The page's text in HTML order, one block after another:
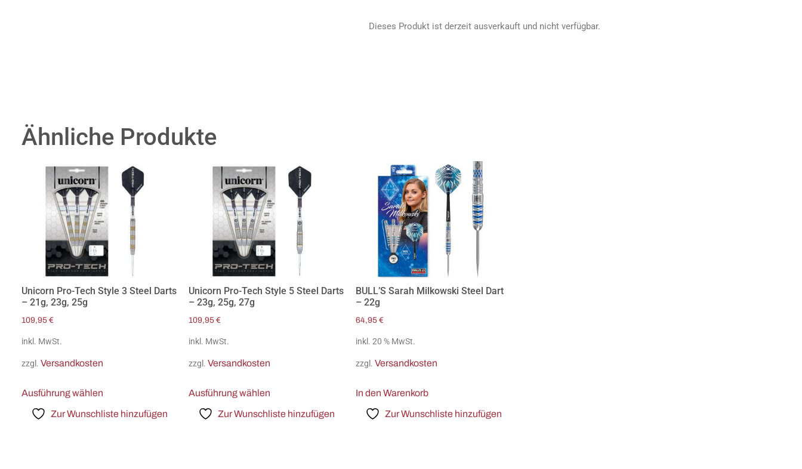
Dieses Produkt ist derzeit ausverkauft und nicht verfügbar.
Ähnliche Produkte
Unicorn Pro-Tech Style 3 Steel Darts
– 21g, 23g, 25g
109,95 €
inkl. MwSt.
zzgl. Versandkosten
Ausführung wählen
Zur Wunschliste hinzufügen
Unicorn Pro-Tech Style 5 Steel Darts
– 23g, 25g, 27g
109,95 €
inkl. MwSt.
zzgl. Versandkosten
Ausführung wählen
Zur Wunschliste hinzufügen
BULL’S Sarah Milkowski Steel Dart
– 22g
64,95 €
inkl. 20 % MwSt.
zzgl. Versandkosten
In den Warenkorb
Zur Wunschliste hinzufügen